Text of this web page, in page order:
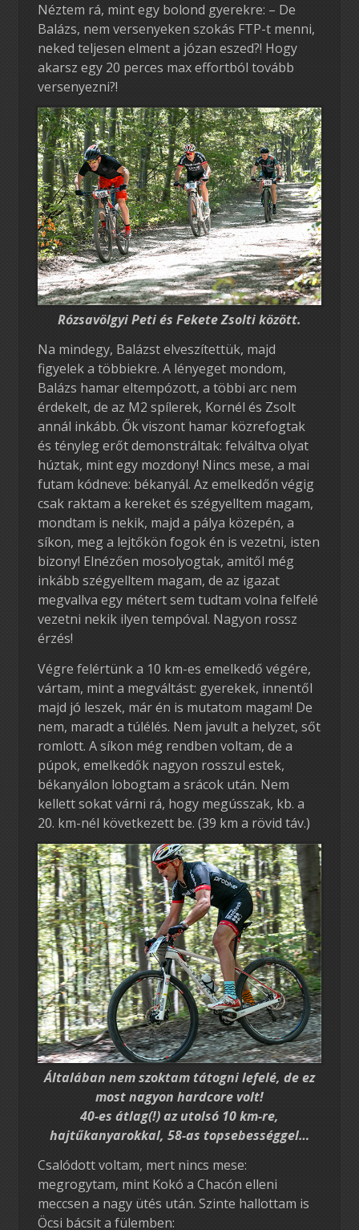
Néztem rá, mint egy bolond gyerekre: – De
Balázs, nem versenyeken szokás FTP-t menni,
neked teljesen elment a józan eszed?! Hogy
akarsz egy 20 perces max effortból tovább
versenyezni?!
Rózsavölgyi Peti és Fekete Zsolti között.
Na mindegy, Balázst elveszítettük, majd
figyelek a többiekre. A lényeget mondom,
Balázs hamar eltempózott, a többi arc nem
érdekelt, de az M2 spílerek, Kornél és Zsolt
annál inkább. Ők viszont hamar közrefogtak
és tényleg erőt demonstráltak: felváltva olyat
húztak, mint egy mozdony! Nincs mese, a mai
futam kódneve: békanyál. Az emelkedőn végig
csak raktam a kereket és szégyelltem magam,
mondtam is nekik, majd a pálya közepén, a
síkon, meg a lejtőkön fogok én is vezetni, isten
bizony! Elnézően mosolyogtak, amitől még
inkább szégyelltem magam, de az igazat
megvallva egy métert sem tudtam volna felfelé
vezetni nekik ilyen tempóval. Nagyon rossz
érzés!
Végre felértünk a 10 km-es emelkedő végére,
vártam, mint a megváltást: gyerekek, innentől
majd jó leszek, már én is mutatom magam! De
nem, maradt a túlélés. Nem javult a helyzet, sőt
romlott. A síkon még rendben voltam, de a
púpok, emelkedők nagyon rosszul estek,
békanyálon lobogtam a srácok után. Nem
kellett sokat várni rá, hogy megússzak, kb. a
20. km-nél következett be. (39 km a rövid táv.)
Általában nem szoktam tátogni lefelé, de ez
most nagyon hardcore volt!
40-es átlag(!) az utolsó 10 km-re,
hajtűkanyarokkal, 58-as topsebességgel…
Csalódott voltam, mert nincs mese:
megrogytam, mint Kokó a Chacón elleni
meccsen a nagy ütés után. Szinte hallottam is
Öcsi bácsit a fülemben: